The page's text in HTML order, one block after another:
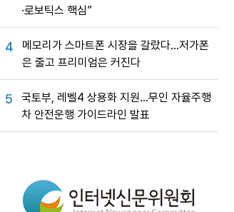
·로보틱스 핵심”
4
메모리가 스마트폰 시장을 갈랐다…저가폰
은 줄고 프리미엄은 커진다
5
국토부, 레벨4 상용화 지원…무인 자율주행
차 안전운행 가이드라인 발표